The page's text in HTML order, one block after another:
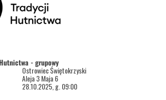
- grupowy
Ostrowiec Świętokrzyski
Aleja 3 Maja 6
28.10.2025, g. 09:00